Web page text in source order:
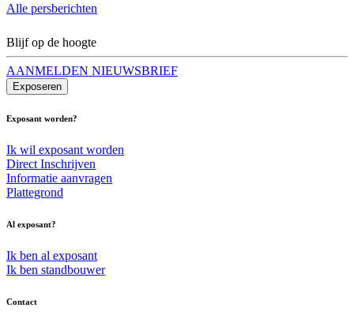
Alle persberichten
Blijf op de hoogte
AANMELDEN NIEUWSBRIEF
Exposeren
Exposant worden?
Ik wil exposant worden
Direct Inschrijven
Informatie aanvragen
Plattegrond
Al exposant?
Ik ben al exposant
Ik ben standbouwer
Contact